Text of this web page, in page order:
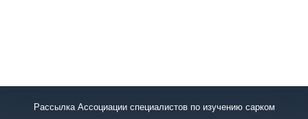
Рассылка Ассоциации специалистов по изучению сарком